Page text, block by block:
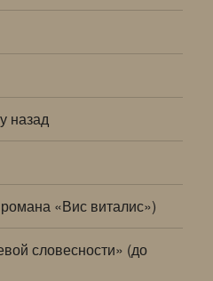
назад
«Вис виталис»)
словесности» (до